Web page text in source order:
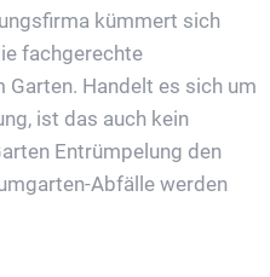
kümmert sich
fachgerechte
Handelt es sich um
ist das auch kein
Entrümpelung den
Abfälle werden